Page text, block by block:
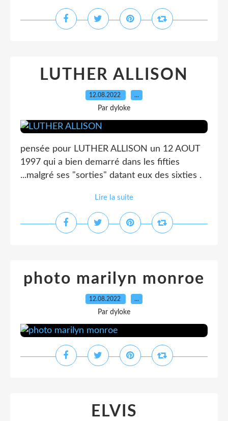
LUTHER ALLISON
12.08.2022 …
Par dyloke
pensée pour LUTHER ALLISON un 12 AOUT
1997 qui a bien demarré dans les fifties
...malgré ses "sorties" datant eux des sixties .
Lire la suite
photo marilyn monroe
12.08.2022 …
Par dyloke
ELVIS